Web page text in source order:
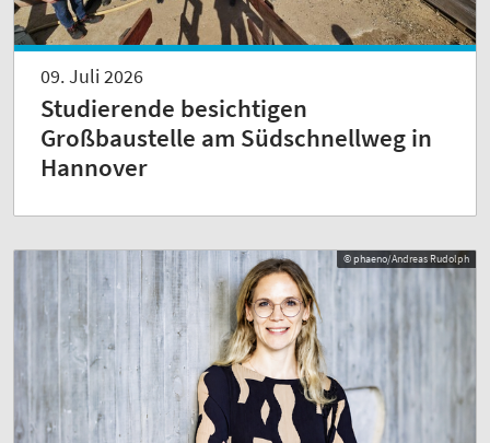
09. Juli 2026
Studierende besichtigen
Großbaustelle am Südschnellweg in
Hannover
© phaeno/Andreas Rudolph